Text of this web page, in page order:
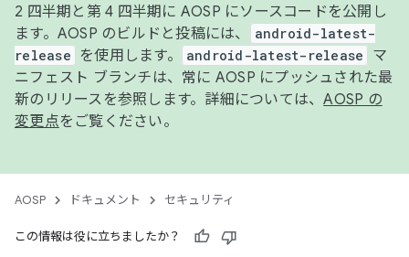
2 四半期と第 4 四半期に AOSP にソースコードを公開し
ます。AOSP のビルドと投稿には、
android-latest-
release
を使用します。 android-latest-release
マ
ニフェスト ブランチは、常に AOSP にプッシュされた最
新のリリースを参照します。詳細については、AOSP の
変更点をご覧ください。
AOSP ドキュメント セキュリティ
この情報は役に立ちましたか？